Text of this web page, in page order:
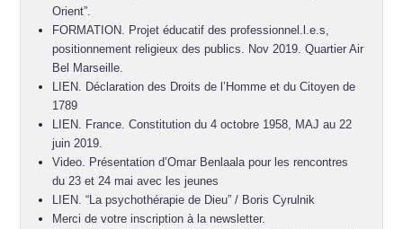
Orient”.
FORMATION. Projet éducatif des professionnel.l.e.s,
positionnement religieux des publics. Nov 2019. Quartier Air
Bel Marseille.
LIEN. Déclaration des Droits de l’Homme et du Citoyen de
1789
LIEN. France. Constitution du 4 octobre 1958, MAJ au 22
juin 2019.
Video. Présentation d’Omar Benlaala pour les rencontres
du 23 et 24 mai avec les jeunes
LIEN. “La psychothérapie de Dieu” / Boris Cyrulnik
Merci de votre inscription à la newsletter.